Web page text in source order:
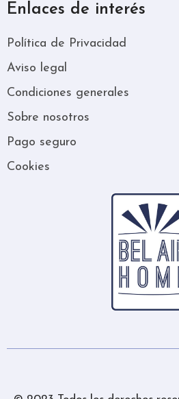
Enlaces de interés
Política de Privacidad
Aviso legal
Condiciones generales
Sobre nosotros
Pago seguro
Cookies